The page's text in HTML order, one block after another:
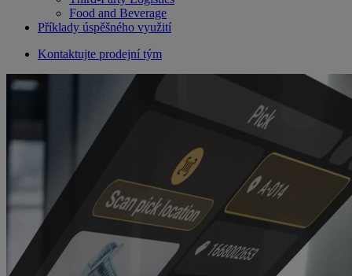
Food and Beverage
Příklady úspěšného využití
Kontaktujte prodejní tým